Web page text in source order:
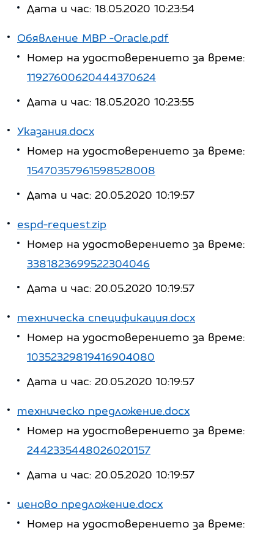
Дата и час: 18.05.2020 10:23:54
Обявление МВР -Oracle.pdf
Номер на удостоверението за време:
11927600620444370624
Дата и час: 18.05.2020 10:23:55
Указания.docx
Номер на удостоверението за време:
15470357961598528008
Дата и час: 20.05.2020 10:19:57
espd-request.zip
Номер на удостоверението за време:
3381823699522304046
Дата и час: 20.05.2020 10:19:57
техническа спецификация.docx
Номер на удостоверението за време:
10352329819416904080
Дата и час: 20.05.2020 10:19:57
техническо предложение.docx
Номер на удостоверението за време:
2442335448026020157
Дата и час: 20.05.2020 10:19:57
ценово предложение.docx
Номер на удостоверението за време: